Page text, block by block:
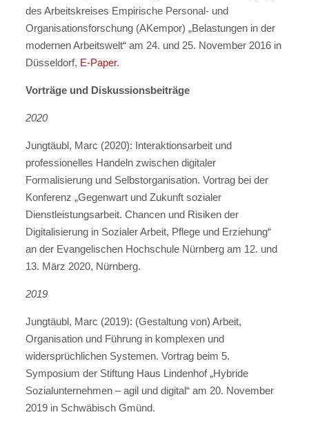
des Arbeitskreises Empirische Personal- und
Organisationsforschung (AKempor) „Belastungen in der
modernen Arbeitswelt“ am 24. und 25. November 2016 in
Düsseldorf, E-Paper.
Vorträge und Diskussionsbeiträge
2020
Jungtäubl, Marc (2020): Interaktionsarbeit und
professionelles Handeln zwischen digitaler
Formalisierung und Selbstorganisation. Vortrag bei der
Konferenz „Gegenwart und Zukunft sozialer
Dienstleistungsarbeit. Chancen und Risiken der
Digitalisierung in Sozialer Arbeit, Pflege und Erziehung“
an der Evangelischen Hochschule Nürnberg am 12. und
13. März 2020, Nürnberg.
2019
Jungtäubl, Marc (2019): (Gestaltung von) Arbeit,
Organisation und Führung in komplexen und
widersprüchlichen Systemen. Vortrag beim 5.
Symposium der Stiftung Haus Lindenhof „Hybride
Sozialunternehmen – agil und digital“ am 20. November
2019 in Schwäbisch Gmünd.